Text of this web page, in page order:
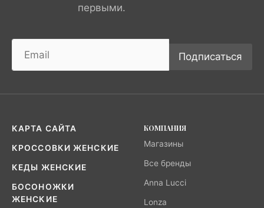
первыми.
Подписаться
КАРТА САЙТА
КРОССОВКИ ЖЕНСКИЕ
КЕДЫ ЖЕНСКИЕ
БОСОНОЖКИ
ЖЕНСКИЕ
КОМПАНИЯ
Магазины
Все бренды
Anna Lucci
Lonza